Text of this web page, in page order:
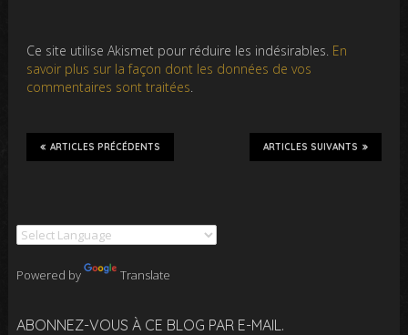
Ce site utilise Akismet pour réduire les indésirables. En
savoir plus sur la façon dont les données de vos
commentaires sont traitées.
ARTICLES SUIVANTS
ARTICLES PRÉCÉDENTS
Powered by Translate
ABONNEZ-VOUS À CE BLOG PAR E-MAIL.